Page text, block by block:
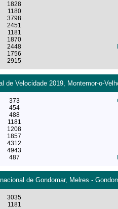
1828
1180
3798
2451
1181
1870
2448
1756
2915
de Velocidade 2019, Montemor-o-
373
454
488
1181
1208
1857
4312
4943
487
de Gondomar, Melres -
3035
1181